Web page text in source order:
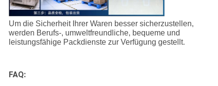
Um die Sicherheit Ihrer Waren besser sicherzustellen,
werden Berufs-, umweltfreundliche, bequeme und
leistungsfähige Packdienste zur Verfügung gestellt.
FAQ: